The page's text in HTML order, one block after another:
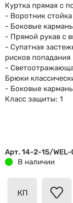
Куртка прямая с
- Воротник стойка
- Боковые
- Прямой рукав с
- Супатная
рисков
-
Брюки
- Боковые
Класс защиты: 1
Арт. 14-2-15/
В наличии
КП